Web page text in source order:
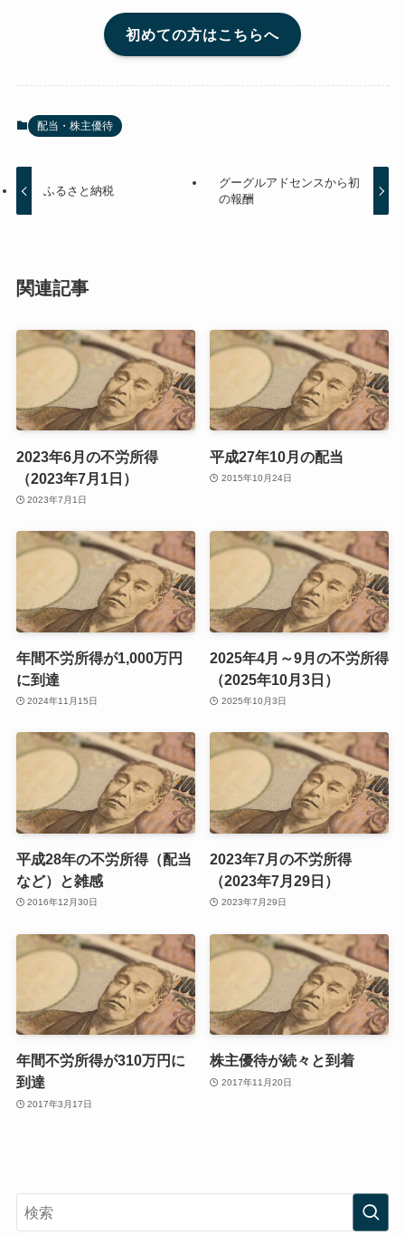
初めての方はこちらへ
配当・株主優待
ふるさと納税
グーグルアドセンスから初
の報酬
関連記事
2023年6月の不労所得
（2023年7月1日）
2023年7月1日
平成27年10月の配当
2015年10月24日
年間不労所得が1,000万円
に到達
2024年11月15日
2025年4月～9月の不労所得
（2025年10月3日）
2025年10月3日
平成28年の不労所得（配当
など）と雑感
2016年12月30日
2023年7月の不労所得
（2023年7月29日）
2023年7月29日
年間不労所得が310万円に
到達
2017年3月17日
株主優待が続々と到着
2017年11月20日